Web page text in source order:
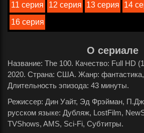
11 серия
12 серия 13 серия 14
16 серия
О сериале
Название: The 100. Качество: Full HD
2020. Страна: США. Жанр:
Длительность эпизода: 43 минуты.
Режиссер: Дин Уайт, Эд Фрэйман,
русском языке: Дубляж, LostFilm,
TVShows, AMS, Sci-Fi, Субтитры.